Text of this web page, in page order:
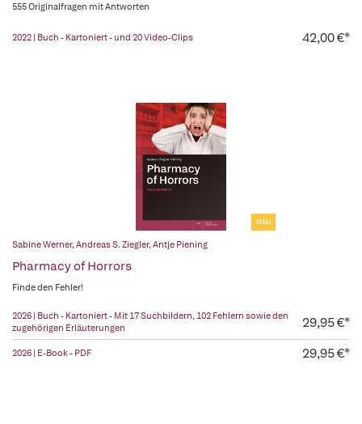
555 Originalfragen mit Antworten
2022 | Buch - Kartoniert - und 20 Video-Clips 42,00 €*
NEU
Sabine Werner,Andreas S. Ziegler,Antje Piening
Pharmacy of Horrors
Finde den Fehler!
2026 | Buch - Kartoniert - Mit 17 Suchbildern, 102 Fehlern sowie den
zugehörigen Erläuterungen
29,95 €*
2026 | E-Book - PDF 29,95 €*